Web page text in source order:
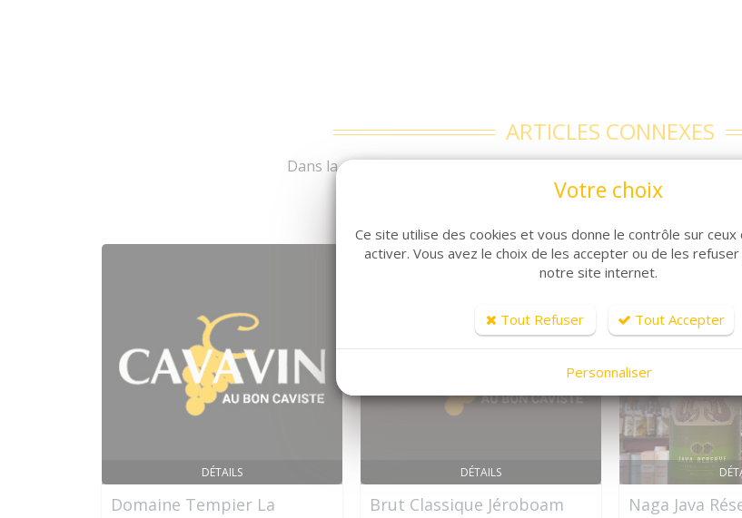
ARTICLES CONNEXES
Dans la même famille de produits, découvrez également ces
DÉTAILS
Domaine Tempier La
DÉTAILS
Brut Classique Jéroboam
Naga Java
Votre choix
Ce site utilise des cookies et vous donne le contrôle sur ceux
activer. Vous avez le choix de les accepter ou de les
notre site internet.
Tout Refuser Tout Accepter
Personnaliser